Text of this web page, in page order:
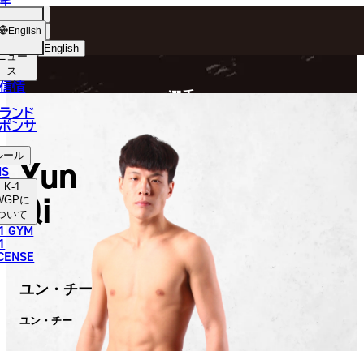
English
中文（简体）
中文（繁體）
ไทย
العربية
ョッ
プ
ュー
ス
情
ンド
ンサ
ール
K-1
に
いて
GYM
English
選手
Yun
Qi
ユン・チー
ユン・チー